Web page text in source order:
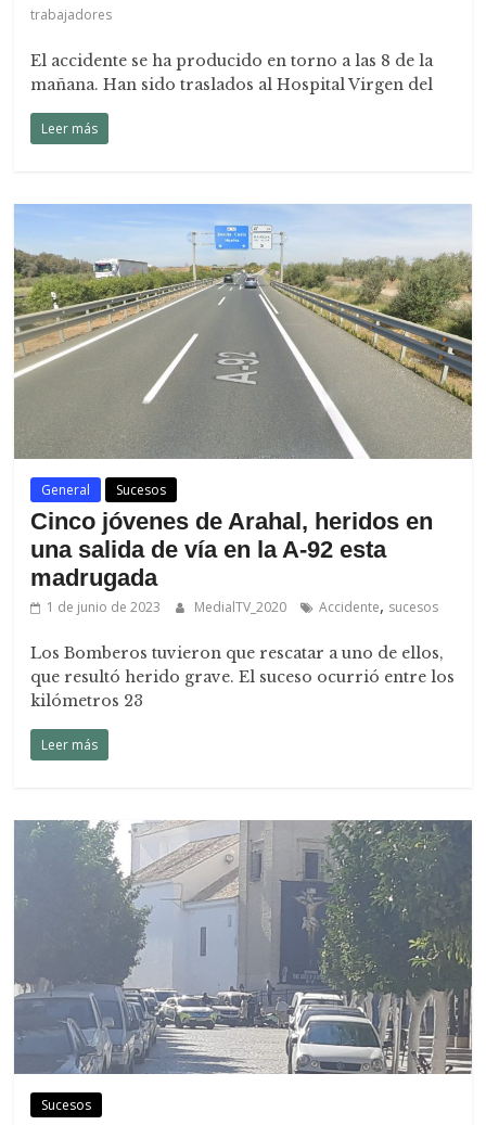
trabajadores
El accidente se ha producido en torno a las 8 de la
mañana. Han sido traslados al Hospital Virgen del
Leer más
General Sucesos
Cinco jóvenes de Arahal, heridos en
una salida de vía en la A-92 esta
madrugada
1 de junio de 2023 MedialTV_2020 Accidente, sucesos
Los Bomberos tuvieron que rescatar a uno de ellos,
que resultó herido grave. El suceso ocurrió entre los
kilómetros 23
Leer más
Sucesos